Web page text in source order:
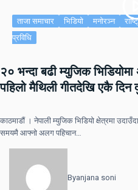
ताजा समाचार भिडियो मनोरञ्न
प्रविधि
२० भन्दा बढी म्युजिक
पहिलो मैथिली गीतदेखि एकै दिन
काठमाडौं । नेपाली म्युजिक भिडियो क्षेत्रमा
समयमै आफ्नो अलग पहिचान…
Byanjana soni